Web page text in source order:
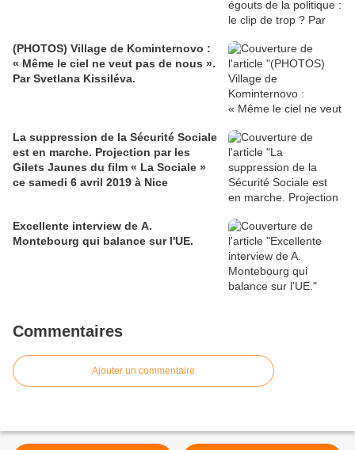
(PHOTOS) Village de Kominternovo :
« Même le ciel ne veut pas de nous ».
Par Svetlana Kissiléva.
La suppression de la Sécurité Sociale
est en marche. Projection par les
Gilets Jaunes du film « La Sociale »
ce samedi 6 avril 2019 à Nice
Excellente interview de A.
Montebourg qui balance sur l'UE.
Commentaires
Ajouter un commentaire